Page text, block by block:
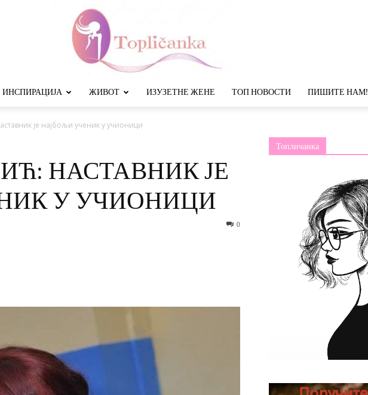
ИНСПИРАЦИЈА ЖИВОТ ИЗУЗЕТНЕ ЖЕНЕ ТОП НОВОСТИ ПИШИТЕ НАМ!
је најбољи ученик у учионици
НАСТАВНИК ЈЕ
У УЧИОНИЦИ
0
Топличанка